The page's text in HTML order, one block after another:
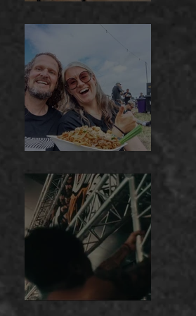
bij The Guitar
Master
ArcTanGent
Jera On Air